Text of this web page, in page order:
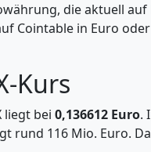
die aktuell auf
Cointable in Euro
Kurs
liegt bei 0,136612 Euro.
rund 116 Mio. Euro.